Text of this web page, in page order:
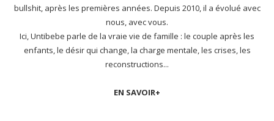
bullshit, après les premières années. Depuis 2010, il a évolué avec
nous, avec vous.
Ici, Untibebe parle de la vraie vie de famille : le couple après les
enfants, le désir qui change, la charge mentale, les crises, les
reconstructions...
EN SAVOIR+